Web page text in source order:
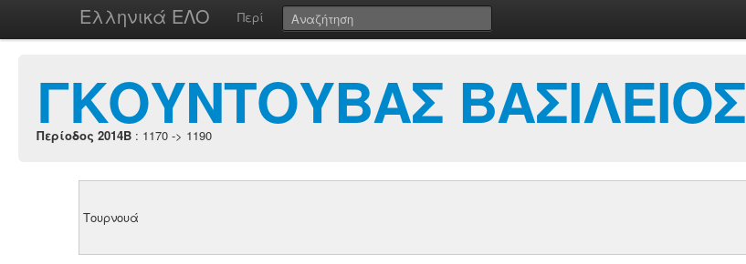
Ελληνικά ΕΛΟ Περί
ΓΚΟΥΝΤΟΥΒΑΣ ΒΑΣΙΛΕΙΟΣ
Περίοδος 2014B : 1170 -> 1190
Τουρνουά